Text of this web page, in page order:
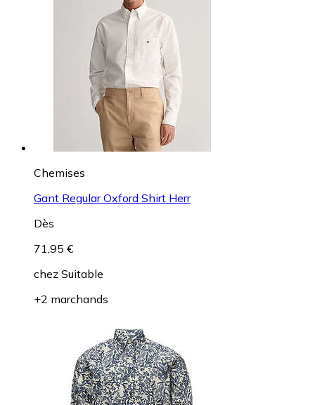
Chemises
Gant Regular Oxford Shirt Herr
Dès
71,95 €
chez Suitable
+2 marchands